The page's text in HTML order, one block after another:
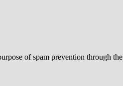
of spam prevention through the